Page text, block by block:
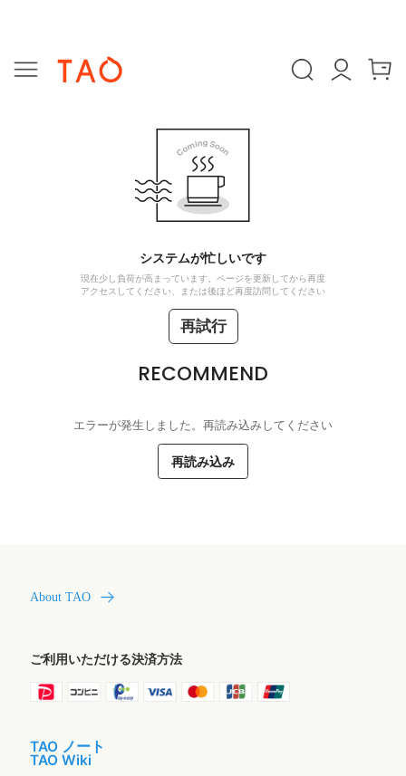
システムが忙しいです
現在少し負荷が高まっています。ページを更新してから再度
アクセスしてください、または後ほど再度訪問してください
再試行
RECOMMEND
エラーが発生しました。再読み込みしてください
再読み込み
About TAO
ご利用いただける決済方法
TAO ノート
TAO Wiki